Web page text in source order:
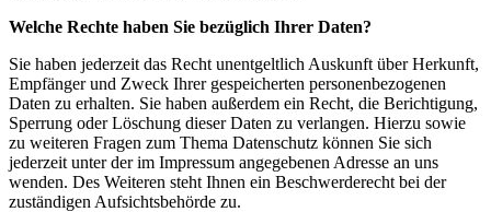
Welche Rechte haben Sie bezüglich Ihrer Daten?
Sie haben jederzeit das Recht unentgeltlich Auskunft über Herkunft,
Empfänger und Zweck Ihrer gespeicherten personenbezogenen
Daten zu erhalten. Sie haben außerdem ein Recht, die Berichtigung,
Sperrung oder Löschung dieser Daten zu verlangen. Hierzu sowie
zu weiteren Fragen zum Thema Datenschutz können Sie sich
jederzeit unter der im Impressum angegebenen Adresse an uns
wenden. Des Weiteren steht Ihnen ein Beschwerderecht bei der
zuständigen Aufsichtsbehörde zu.